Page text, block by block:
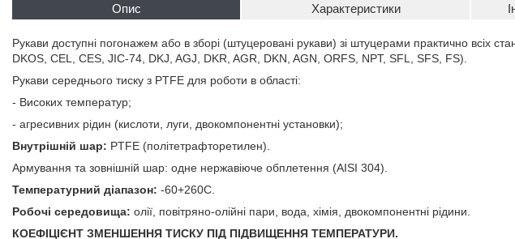
Опис Характеристики
Рукави доступні погонажем або в зборі (штуцеровані рукави) зі штуцерами практично всіх
DKOS, CEL, CES, JIC-74, DKJ, AGJ, DKR, AGR, DKN, AGN, ORFS, NPT, SFL, SFS, FS).
Рукави середнього тиску з PTFE для роботи в області:
- Високих температур;
- агресивних рідин (кислоти, луги, двокомпонентні установки);
Внутрішній шар: PTFE (політетрафторетилен).
Армування та зовнішній шар: одне нержавіюче обплетення (AISI 304).
Температурний діапазон: -60+260С.
Робочі середовища: олії, повітряно-олійні пари, вода, хімія, двокомпонентні рідини.
КОЕФІЦІЄНТ ЗМЕНШЕННЯ ТИСКУ ПІД ПІДВИЩЕННЯ ТЕМПЕРАТУРИ.